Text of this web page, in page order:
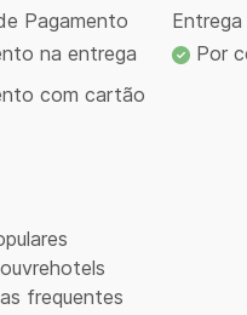
Pagamento
na entrega
com cartão
Entrega
Por
frequentes